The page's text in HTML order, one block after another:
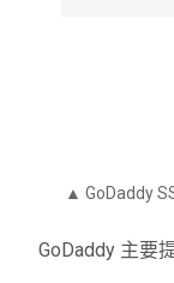
▲ GoDaddy
GoDaddy 主要